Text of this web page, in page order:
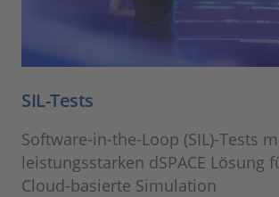
SIL-Tests
Software-in-the-Loop (SIL)-Tests
leistungsstarken dSPACE Lösung
Cloud-basierte Simulation